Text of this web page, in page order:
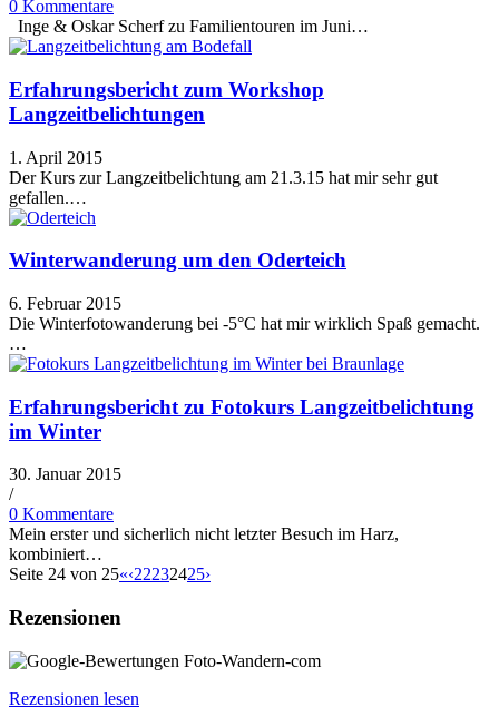
0 Kommentare
Inge & Oskar Scherf zu Familientouren im Juni…
Erfahrungsbericht zum Workshop
Langzeitbelichtungen
1. April 2015
Der Kurs zur Langzeitbelichtung am 21.3.15 hat mir sehr gut
gefallen.…
Winterwanderung um den Oderteich
6. Februar 2015
Die Winterfotowanderung bei -5°C hat mir wirklich Spaß gemacht.
…
Erfahrungsbericht zu Fotokurs Langzeitbelichtung
im Winter
30. Januar 2015
/
0 Kommentare
Mein erster und sicherlich nicht letzter Besuch im Harz,
kombiniert…
Seite 24 von 25«‹22232425›
Rezensionen
Rezensionen lesen